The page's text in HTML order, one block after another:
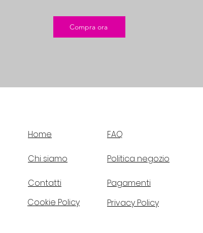
Compra ora
Cookie Policy
Home
Chi siamo
Contatti
FAQ
Politica negozio
Pagamenti
Privacy Policy